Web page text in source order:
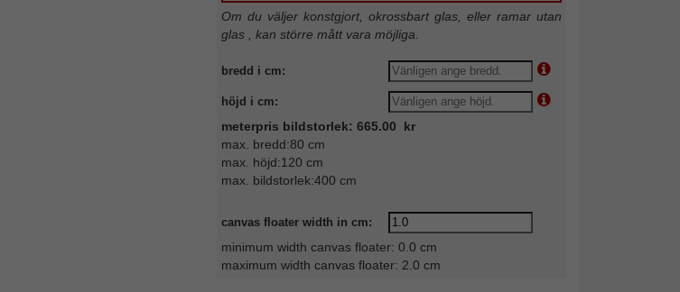
Om du väljer konstgjort, okrossbart glas, eller ramar utan
glas , kan större mått vara möjliga.
bredd i cm:
höjd i cm:
meterpris bildstorlek: 665.00 kr
max. bredd:80 cm
max. höjd:120 cm
max. bildstorlek:400 cm
canvas floater width in cm:
minimum width canvas floater: 0.0 cm
maximum width canvas floater: 2.0 cm